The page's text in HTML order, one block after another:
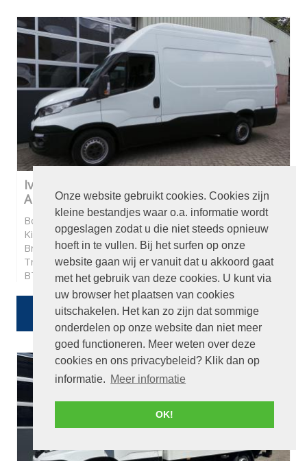
Onze website gebruikt cookies. Cookies zijn
kleine bestandjes waar o.a. informatie wordt
opgeslagen zodat u die niet steeds opnieuw
hoeft in te vullen. Bij het surfen op onze
website gaan wij er vanuit dat u akkoord gaat
met het gebruik van deze cookies. U kunt via
uw browser het plaatsen van cookies
uitschakelen. Het kan zo zijn dat sommige
onderdelen op onze website dan niet meer
goed functioneren. Meer weten over deze
cookies en ons privacybeleid? Klik dan op
informatie. Meer informatie
OK!
Iveco Daily 35S13V 2.3 352 H3 L2 Koelwagen,
Airco,3 persoons, met oprijplaat
Bouwjaar:
2016
Kilometerstand:
140162
Brandstof:
Diesel
Transmissie:
Handgeschakeld
BTW / Marge:
BTW
€ 11.950 Of € 213,27p/m